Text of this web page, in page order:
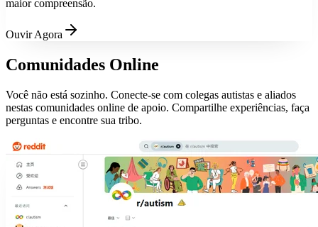
maior compreensão.
Ouvir Agora
Comunidades Online
Você não está sozinho. Conecte-se com colegas autistas e aliados
nestas comunidades online de apoio. Compartilhe experiências, faça
perguntas e encontre sua tribo.